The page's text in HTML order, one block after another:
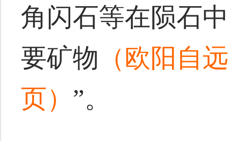
角闪石等在陨石
要矿物 （欧阳自
页） ”。